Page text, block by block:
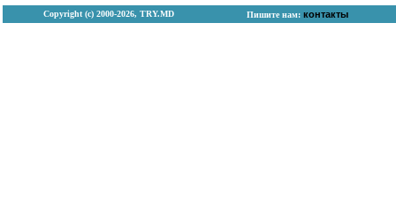
Copyright (с) 2000-2026, TRY.MD Пишите нам: контакты